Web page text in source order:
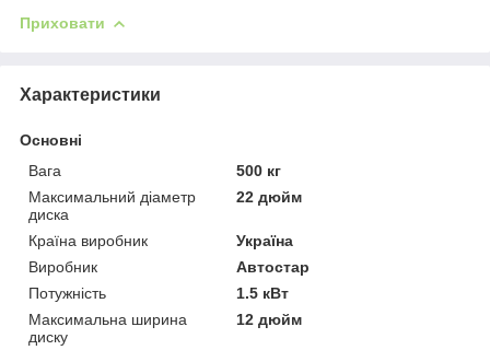
Приховати
Характеристики
Основні
Вага
500 кг
Максимальний діаметр
диска
22 дюйм
Країна виробник
Україна
Виробник
Автостар
Потужність
1.5 кВт
Максимальна ширина
диску
12 дюйм